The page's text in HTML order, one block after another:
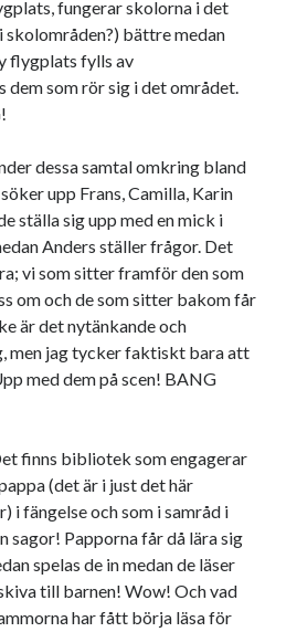
fungerar skolorna i det
bättre medan
flygplats fylls av
dem som rör sig i det området.
dessa samtal omkring bland
upp Frans, Camilla, Karin
ställa sig upp med en mick i
Anders ställer frågor. Det
vi som sitter framför den som
om och de som sitter bakom får
är det nytänkande och
men jag tycker faktiskt bara att
med dem på scen! BANG
finns bibliotek som engagerar
(det är i just det här
i fängelse och som i samråd i
sagor! Papporna får då lära sig
spelas de in medan de läser
till barnen! Wow! Och vad
har fått börja läsa för